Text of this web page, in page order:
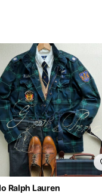
Ralph Lauren